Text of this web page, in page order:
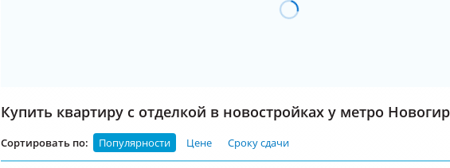
Купить квартиру с отделкой в новостройках у метро
Сортировать по: Популярности Цене Сроку сдачи